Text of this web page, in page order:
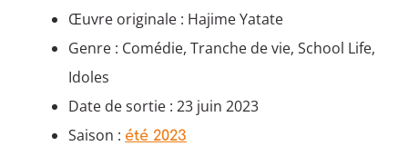
Œuvre originale : Hajime Yatate
Genre : Comédie, Tranche de vie, School Life,
Idoles
Date de sortie : 23 juin 2023
Saison : été 2023